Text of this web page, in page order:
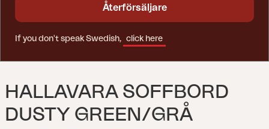
HALLAVARA SOFFBORD
DUSTY GREEN/GRÅ
Återförsäljare
If you don't speak Swedish, click here